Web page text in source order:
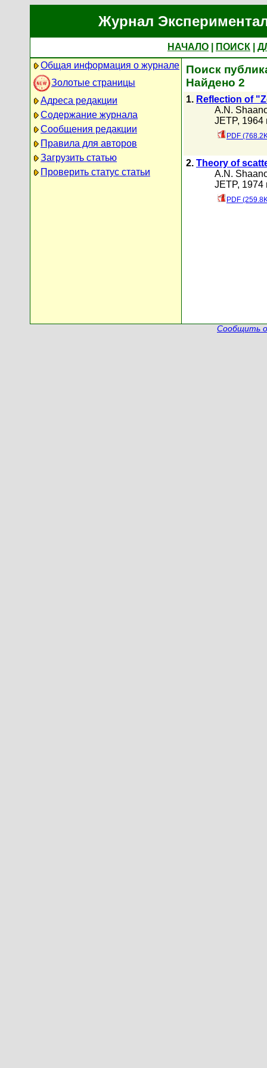
Журнал
НАЧАЛО ПОИСК
Общая информация о журнале
Золотые страницы
Адреса редакции
Содержание журнала
Сообщения редакции
Правила для авторов
Загрузить статью
Проверить статус статьи
Поиск
Найдено 2
1. Reflection of
A.N.
JETP, 1964
PDF
2. Theory of
A.N.
JETP, 1974
PDF
Сообщить о